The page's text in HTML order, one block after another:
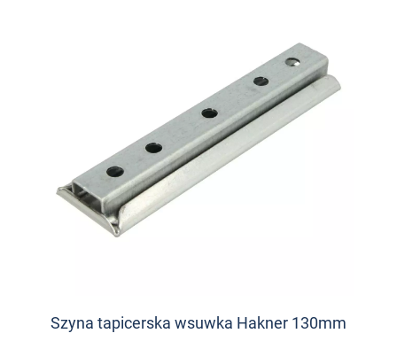
Szyna tapicerska wsuwka Hakner 130mm